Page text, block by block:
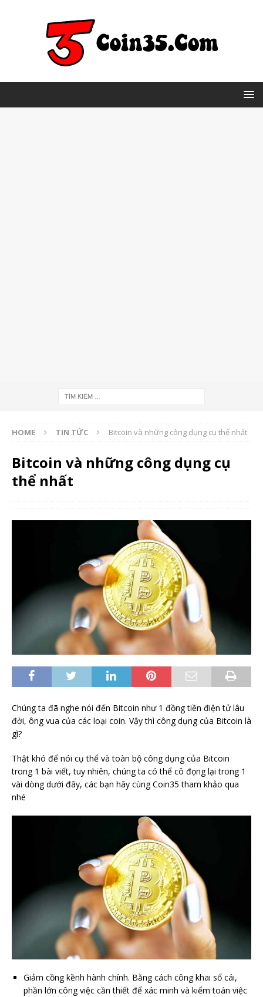
HOME TIN TỨC Bitcoin và những công dụng cụ thể nhất
Bitcoin và những công dụng cụ
thể nhất
Chúng ta đã nghe nói đến Bitcoin như 1 đồng tiền điện tử lâu
đời, ông vua của các loại coin. Vậy thì công dụng của Bitcoin là
gì?
Thật khó để nói cụ thể và toàn bộ công dụng của Bitcoin
trong 1 bài viết, tuy nhiên, chúng ta có thể cô đọng lại trong 1
vài dòng dưới đây, các bạn hãy cùng Coin35 tham khảo qua
nhé
Giảm cồng kềnh hành chính. Bằng cách công khai sổ cái,
phần lớn công việc cần thiết để xác minh và kiểm toán việc